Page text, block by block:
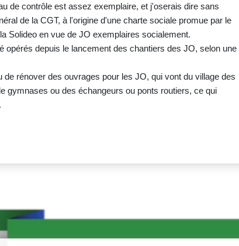
de contrôle est assez exemplaire, et j'oserais dire sans
de la CGT, à l'origine d'une charte sociale promue par le
Solideo en vue de JO exemplaires socialement.
opérés depuis le lancement des chantiers des JO, selon une
de rénover des ouvrages pour les JO, qui vont du village des
gymnases ou des échangeurs ou ponts routiers, ce qui